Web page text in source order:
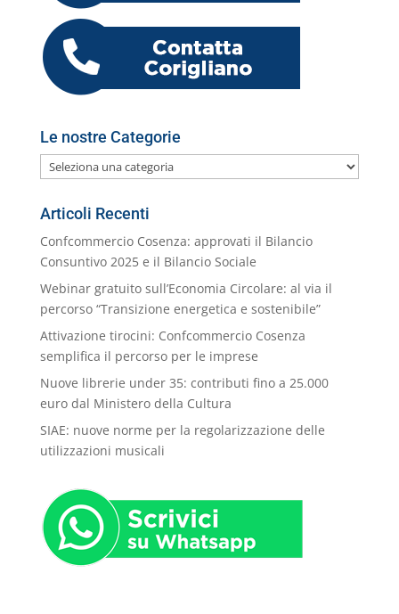
ai
l
Le nostre Categorie
Le
nostre
Categorie
Articoli Recenti
Confcommercio Cosenza: approvati il Bilancio
Consuntivo 2025 e il Bilancio Sociale
Webinar gratuito sull’Economia Circolare: al via il
percorso “Transizione energetica e sostenibile”
Attivazione tirocini: Confcommercio Cosenza
semplifica il percorso per le imprese
Nuove librerie under 35: contributi fino a 25.000
euro dal Ministero della Cultura
SIAE: nuove norme per la regolarizzazione delle
utilizzazioni musicali